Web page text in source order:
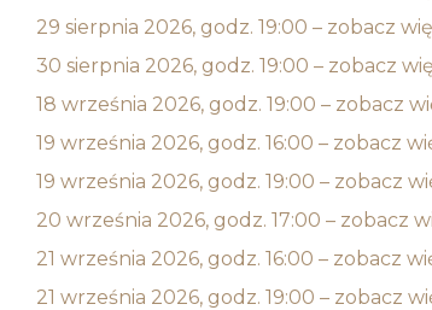
29 sierpnia 2026, godz. 19:00 – zobacz
30 sierpnia 2026, godz. 19:00 – zobacz
18 września 2026, godz. 19:00 – zobacz
19 września 2026, godz. 16:00 – zobacz
19 września 2026, godz. 19:00 – zobacz
20 września 2026, godz. 17:00 – zobacz
21 września 2026, godz. 16:00 – zobacz
21 września 2026, godz. 19:00 – zobacz